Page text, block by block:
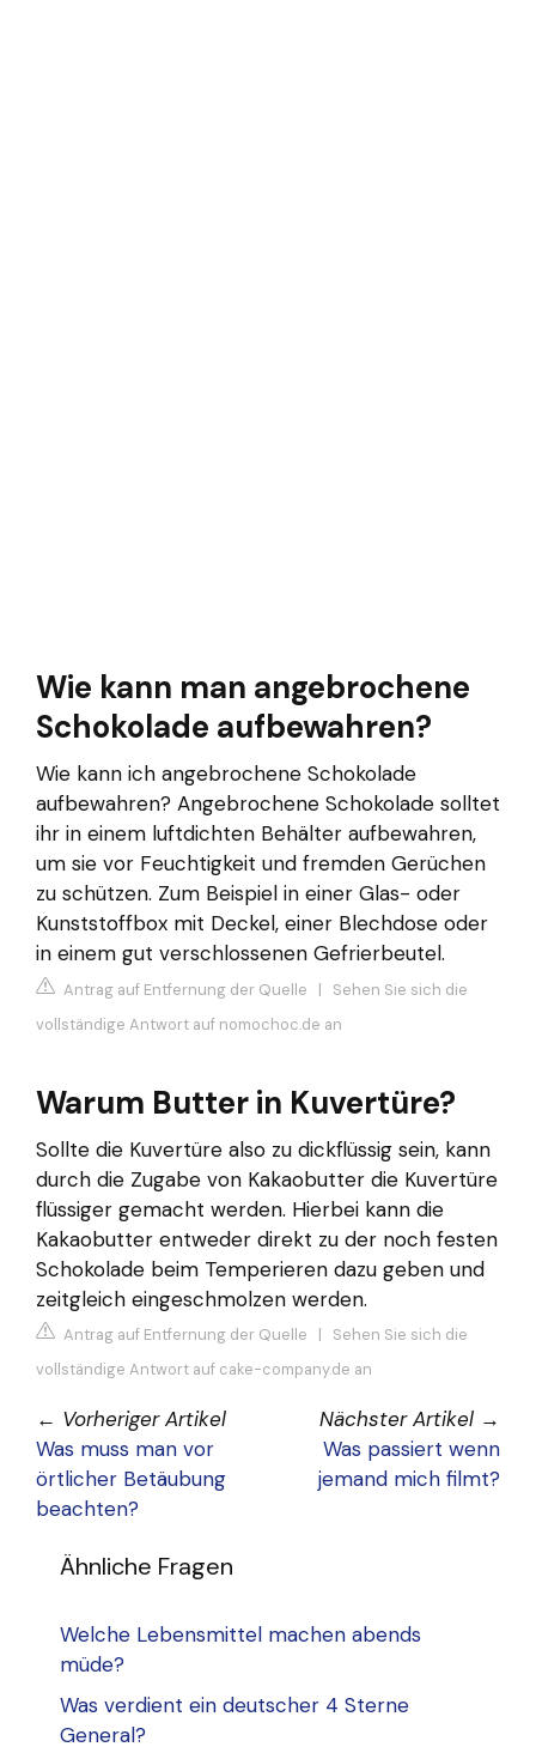
Wie kann man angebrochene
Schokolade aufbewahren?
Wie kann ich angebrochene Schokolade
aufbewahren? Angebrochene Schokolade solltet
ihr in einem luftdichten Behälter aufbewahren,
um sie vor Feuchtigkeit und fremden Gerüchen
zu schützen. Zum Beispiel in einer Glas- oder
Kunststoffbox mit Deckel, einer Blechdose oder
in einem gut verschlossenen Gefrierbeutel.
Antrag auf Entfernung der Quelle | Sehen Sie sich die
vollständige Antwort auf nomochoc.de an
Warum Butter in Kuvertüre?
Sollte die Kuvertüre also zu dickflüssig sein, kann
durch die Zugabe von Kakaobutter die Kuvertüre
flüssiger gemacht werden. Hierbei kann die
Kakaobutter entweder direkt zu der noch festen
Schokolade beim Temperieren dazu geben und
zeitgleich eingeschmolzen werden.
Antrag auf Entfernung der Quelle | Sehen Sie sich die
vollständige Antwort auf cake-company.de an
← Vorheriger Artikel
Was muss man vor
örtlicher Betäubung
beachten?
Nächster Artikel →
Was passiert wenn
jemand mich filmt?
Ähnliche Fragen
Welche Lebensmittel machen abends
müde?
Was verdient ein deutscher 4 Sterne
General?